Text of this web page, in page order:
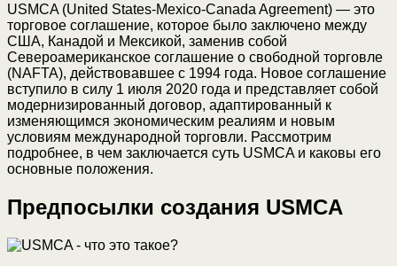
USMCA (United States-Mexico-Canada Agreement) — это
торговое соглашение, которое было заключено между
США, Канадой и Мексикой, заменив собой
Североамериканское соглашение о свободной торговле
(NAFTA), действовавшее с 1994 года. Новое соглашение
вступило в силу 1 июля 2020 года и представляет собой
модернизированный договор, адаптированный к
изменяющимся экономическим реалиям и новым
условиям международной торговли. Рассмотрим
подробнее, в чем заключается суть USMCA и каковы его
основные положения.
Предпосылки создания USMCA